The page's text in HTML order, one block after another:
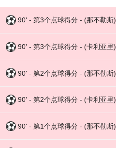
90' - 第3个点球得分 - (那不勒斯)
90' - 第3个点球得分 - (卡利亚里)
90' - 第2个点球得分 - (那不勒斯)
90' - 第2个点球得分 - (卡利亚里)
90' - 第1个点球得分 - (那不勒斯)